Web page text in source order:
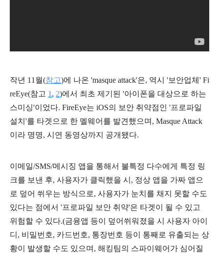
작년 11월(참고)에 나온 'masque attack'은, 역시 '보안업체' Fi
reEye(참고 1 , 2)에서 최초 제기된 '아이폰을 대상으로 하는
스미싱'이었다. FireEye는 iOS의 보안 취약점인 '프로파일
설치'를 타겟으로 한 멜웨어를 발견했으며, Masque Attack
이라 명명, 시연 동영상까지 공개됐다.
이메일/SMS/메시징 앱을 통해서 불특정 다수에게 특정 링
크를 보낸 후, 사용자가 클릭했을 시, 정상 앱을 가짜 앱으
로 덮어 쒸우는 방식으로, 사용자가 눈치를 채지 못할 수도
있다는 점에서 '프로파일 보안 취약'은 타겟이 될 수 있고
위험할 수 있다.(금융앱 등이 덮어쒸워졌을 시 사용자 아이
디, 비밀번호, 카드번호, 통장번호 등이 통째로 유출되는 상
황이 발생할 수도 있으며, 해킹팀의 스파이웨어가 심어질